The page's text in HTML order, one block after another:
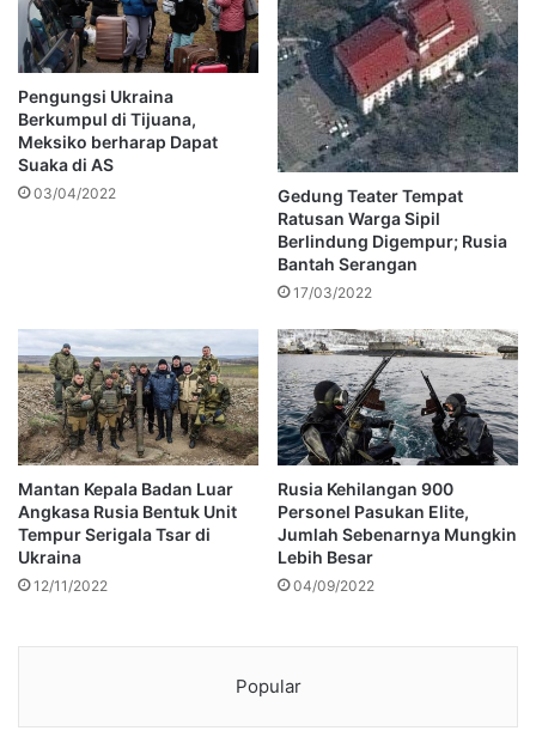
Pengungsi Ukraina
Berkumpul di Tijuana,
Meksiko berharap Dapat
Suaka di AS
03/04/2022
Gedung Teater Tempat
Ratusan Warga Sipil
Berlindung Digempur; Rusia
Bantah Serangan
17/03/2022
Mantan Kepala Badan Luar
Angkasa Rusia Bentuk Unit
Tempur Serigala Tsar di
Ukraina
12/11/2022
Rusia Kehilangan 900
Personel Pasukan Elite,
Jumlah Sebenarnya Mungkin
Lebih Besar
04/09/2022
Popular